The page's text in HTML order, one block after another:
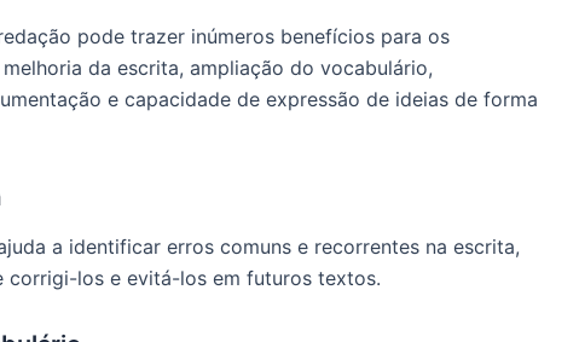
pode trazer inúmeros benefícios para os
da escrita, ampliação do vocabulário,
e capacidade de expressão de ideias de forma
a identificar erros comuns e recorrentes na escrita,
corrigi-los e evitá-los em futuros textos.